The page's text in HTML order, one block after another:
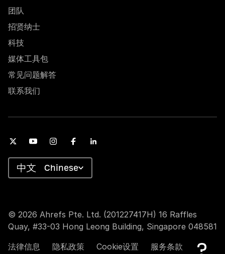
团队
招贤纳士
科技
媒体工具包
常见问题解答
联系我们
© 2026 Ahrefs Pte. Ltd. (201227417H) 16 Raffles
Quay, #33-03 Hong Leong Building, Singapore 048581
法律信息
隐私政策 Cookie设置 服务条款
Chinese